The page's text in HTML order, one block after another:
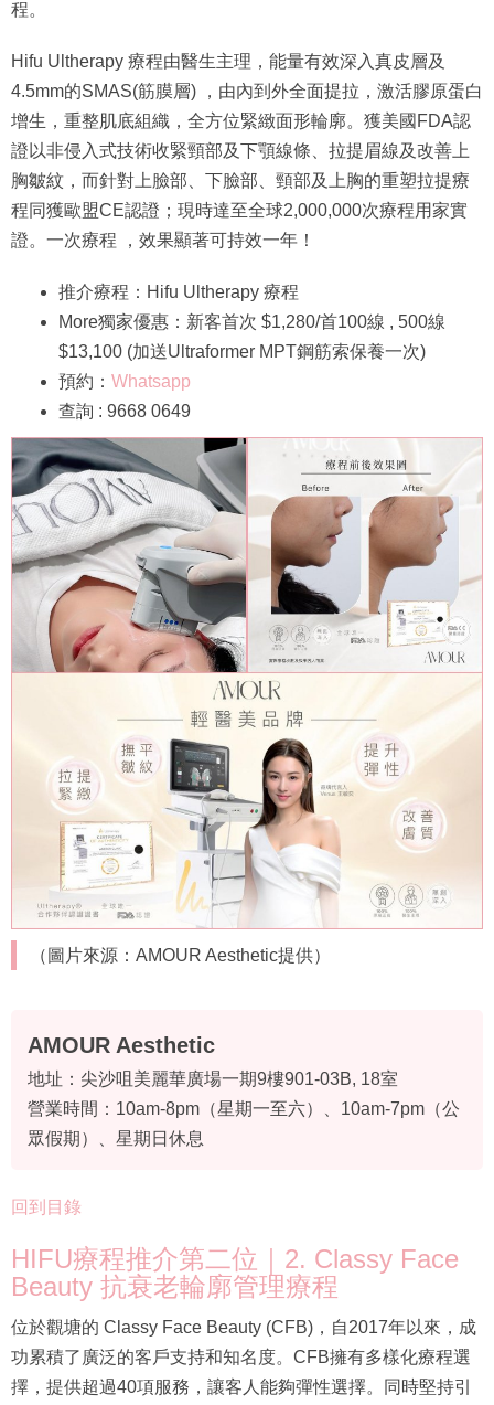
程。
Hifu Ultherapy 療程由醫生主理，能量有效深入真皮層及
4.5mm的SMAS(筋膜層) ，由內到外全面提拉，激活膠原蛋白
增生，重整肌底組織，全方位緊緻面形輪廓。獲美國FDA認
證以非侵入式技術收緊頸部及下顎線條、拉提眉線及改善上
胸皺紋，而針對上臉部、下臉部、頸部及上胸的重塑拉提療
程同獲歐盟CE認證；現時達至全球2,000,000次療程用家實
證。一次療程 ，效果顯著可持效一年！
推介療程：Hifu Ultherapy 療程
More獨家優惠：新客首次 $1,280/首100線 , 500線
$13,100 (加送Ultraformer MPT鋼筋索保養一次)
預約： Whatsapp
查詢 : 9668 0649
（圖片來源：AMOUR Aesthetic提供）
AMOUR Aesthetic
地址：尖沙咀美麗華廣場一期9樓901-03B, 18室
營業時間：10am-8pm（星期一至六）、10am-7pm（公
眾假期）、星期日休息
回到目錄
HIFU療程推介第二位｜2. Classy Face
Beauty 抗衰老輪廓管理療程
位於觀塘的 Classy Face Beauty (CFB)，自2017年以來，成
功累積了廣泛的客戶支持和知名度。CFB擁有多樣化療程選
擇，提供超過40項服務，讓客人能夠彈性選擇。同時堅持引